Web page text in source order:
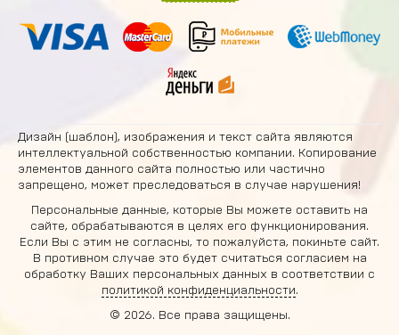
Дизайн (шаблон), изображения и текст сайта являются
интеллектуальной собственностью компании. Копирование
элементов данного сайта полностью или частично
запрещено, может преследоваться в случае нарушения!
Персональные данные, которые Вы можете оставить на
сайте, обрабатываются в целях его функционирования.
Если Вы с этим не согласны, то пожалуйста, покиньте сайт.
В противном случае это будет считаться согласием на
обработку Ваших персональных данных в соответствии с
политикой конфиденциальности.
© 2026. Все права защищены.